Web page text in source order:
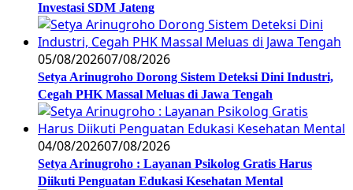
Investasi SDM Jateng
05/08/202607/08/2026
Setya Arinugroho Dorong Sistem Deteksi Dini Industri,
Cegah PHK Massal Meluas di Jawa Tengah
04/08/202607/08/2026
Setya Arinugroho : Layanan Psikolog Gratis Harus
Diikuti Penguatan Edukasi Kesehatan Mental